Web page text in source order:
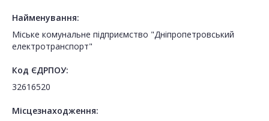
Найменування:
Міське комунальне підприємство "Дніпропетровський
електротранспорт"
Код ЄДРПОУ:
32616520
Місцезнаходження: